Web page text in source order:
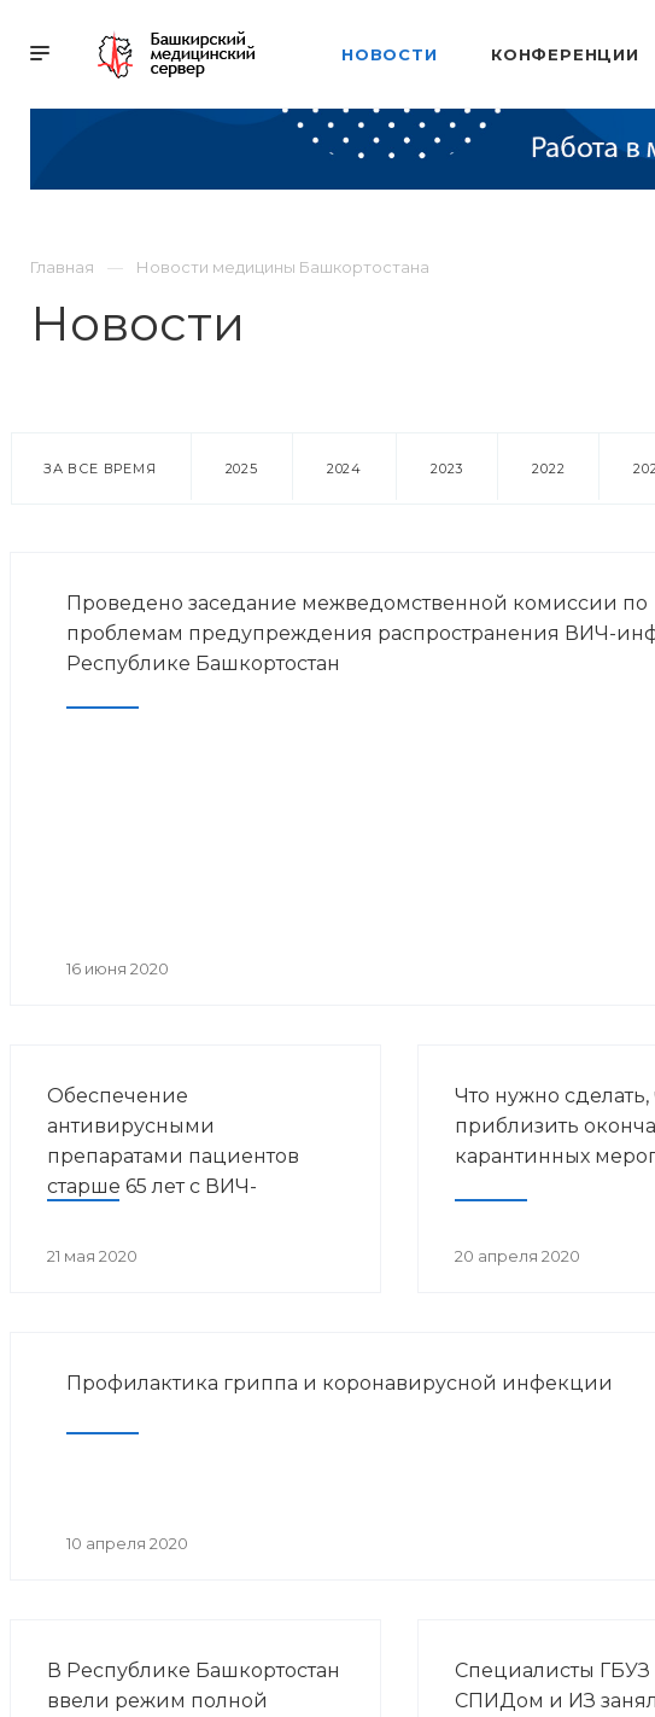
НОВОСТИ КОНФЕРЕНЦИИ
Главная Новости медицины Башкортостана
Новости
ЗА ВСЕ ВРЕМЯ 2025 2024 2023 2022
Проведено заседание межведомственной комиссии по
проблемам предупреждения распространения ВИЧ-
Республике Башкортостан
16 июня 2020
Обеспечение
антивирусными
препаратами пациентов
старше 65 лет с ВИЧ-
Уфа и Уфимском районе, на
21 мая 2020
Что нужно сделать,
приблизить
карантинных
20 апреля 2020
Профилактика гриппа и коронавирусной инфекции
10 апреля 2020
В Республике Башкортостан
ввели режим полной
Специалисты
СПИДом и ИЗ